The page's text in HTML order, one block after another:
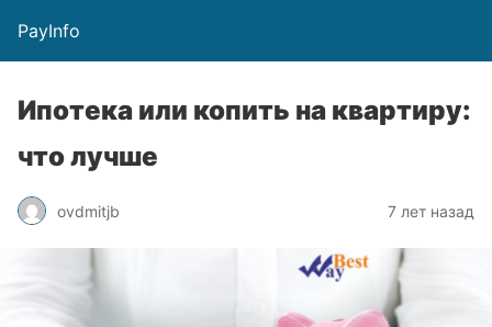
PayInfo
Ипотека или копить на квартиру:
что лучше
ovdmitjb 7 лет назад